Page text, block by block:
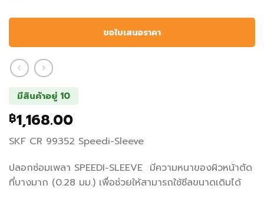
ขอใบเสนอราคา
มีสินค้าอยู่ 10
฿1,168.00
SKF CR 99352 Speedi-Sleeve
ปลอกซ่อมเพลา SPEEDI-SLEEVE มีความหนาของผิวหน้าตัด
ที่บางมาก (0.28 มม.) เพื่อช่วยให้สามารถใช้ซีลขนาดเดิมได้